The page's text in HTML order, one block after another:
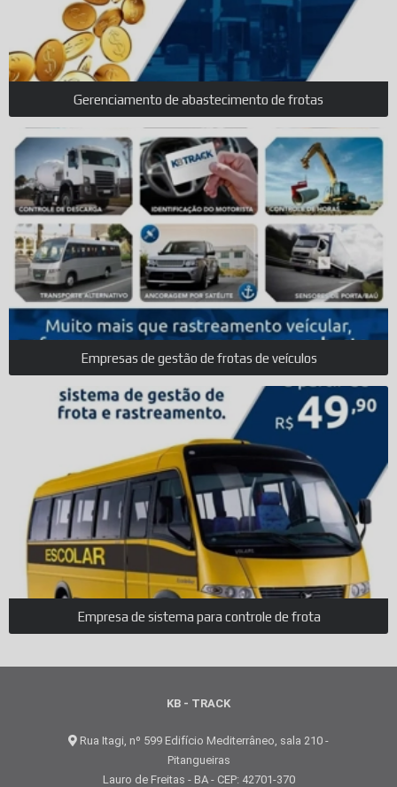
Gerenciamento de abastecimento de frotas
Empresas de gestão de frotas de veículos
Empresa de sistema para controle de frota
KB - TRACK
Rua Itagi, nº 599 Edifício Mediterrâneo, sala 210 -
Pitangueiras
Lauro de Freitas - BA - CEP: 42701-370